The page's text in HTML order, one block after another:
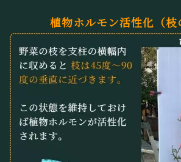
植物ホルモン活性化（枝